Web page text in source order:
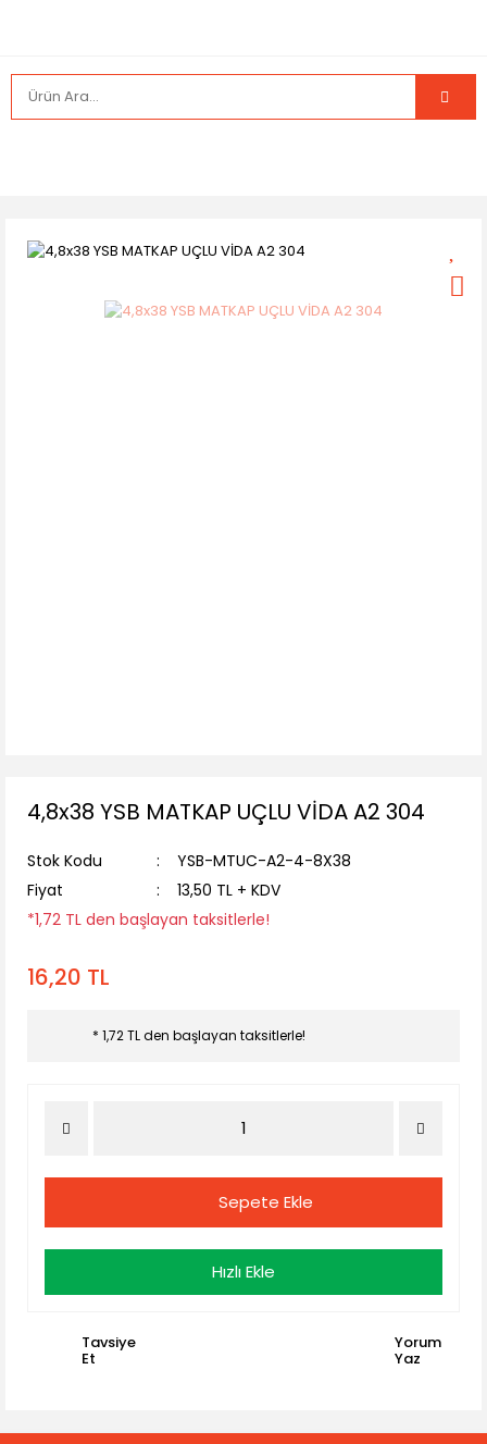
4,8x38 YSB MATKAP UÇLU VİDA A2 304
Stok Kodu
YSB-MTUC-A2-4-8X38
Fiyat
13,50 TL + KDV
*1,72 TL den başlayan taksitlerle!
16,20 TL
* 1,72 TL den başlayan taksitlerle!
Sepete Ekle
Hızlı Ekle
Tavsiye
Et
Yorum
Yaz